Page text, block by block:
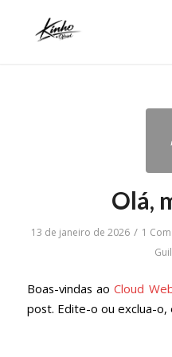
Olá,
13 de janeiro de 2026 / 1
Boas-vindas aoCloud
post. Edite-o ou exclua-